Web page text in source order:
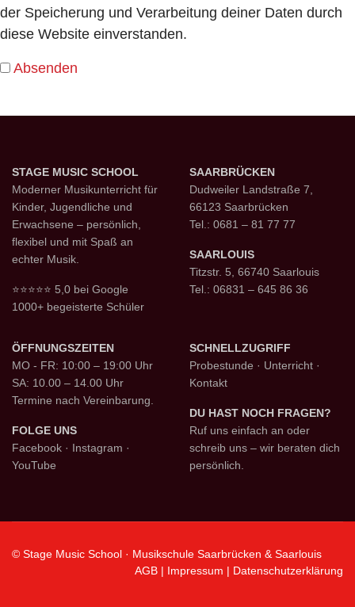
der Speicherung und Verarbeitung deiner Daten durch
diese Website einverstanden.
Absenden
STAGE MUSIC SCHOOL
Moderner Musikunterricht für
Kinder, Jugendliche und
Erwachsene – persönlich,
flexibel und mit Spaß an
echter Musik.
⭐⭐⭐⭐⭐ 5,0 bei Google
1000+ begeisterte Schüler
SAARBRÜCKEN
Dudweiler Landstraße 7,
66123 Saarbrücken
Tel.: 0681 – 81 77 77
SAARLOUIS
Titzstr. 5, 66740 Saarlouis
Tel.: 06831 – 645 86 36
ÖFFNUNGSZEITEN
MO - FR: 10:00 – 19:00 Uhr
SA: 10.00 – 14.00 Uhr
Termine nach Vereinbarung.
FOLGE UNS
Facebook · Instagram ·
YouTube
SCHNELLZUGRIFF
Probestunde · Unterricht ·
Kontakt
DU HAST NOCH FRAGEN?
Ruf uns einfach an oder
schreib uns – wir beraten dich
persönlich.
© Stage Music School · Musikschule Saarbrücken & Saarlouis
AGB | Impressum | Datenschutzerklärung